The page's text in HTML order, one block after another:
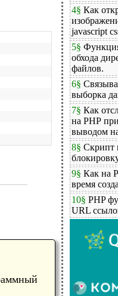
4§ Как
javascript
5§
обхода
файлов.
6§
выборка
7§ Как
на PHP
выводом
8§ Скрипт
9§ Как на
время
10§ PHP
URL